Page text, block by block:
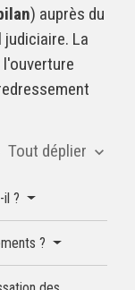
) auprès du
La
Tout déplier keyboard_arrow_down
?
?